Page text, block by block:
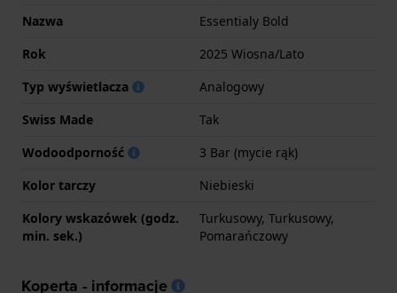
Nazwa
Essentialy Bold
Rok
2025 Wiosna/Lato
Typ wyświetlacza
Analogowy
Swiss Made
Tak
Wodoodporność
3 Bar (mycie rąk)
Kolor tarczy
Niebieski
Kolory wskazówek (godz.
min. sek.)
Turkusowy, Turkusowy,
Pomarańczowy
Koperta - informacje